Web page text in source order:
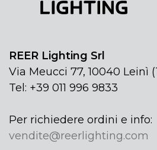
REER Lighting Srl
Via Meucci 77, 10040 Leinì
Tel: +39 011 996 9833
Per richiedere ordini e info:
vendite@reerlighting.com